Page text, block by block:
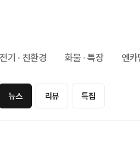
전기 · 친환경 화물 · 특장 엔
뉴스 리뷰 특집